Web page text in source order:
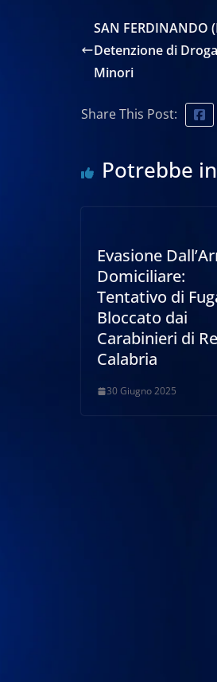
SAN
Detenzione di
Minori
Share This Post:
Potrebbe
Evasione
Domiciliare:
Tentativo di
Bloccato dai
Carabinieri di
Calabria
30 Giugno 2025